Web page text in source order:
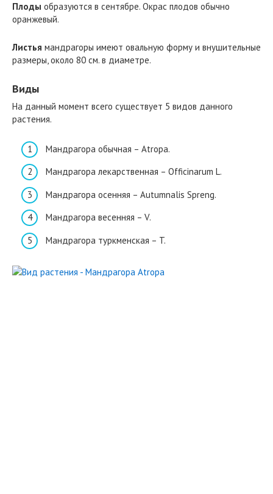
Плоды образуются в сентябре. Окрас плодов обычно
оранжевый.
Листья мандрагоры имеют овальную форму и внушительные
размеры, около 80 см. в диаметре.
Виды
На данный момент всего существует 5 видов данного
растения.
Мандрагора обычная – Atropa.
Мандрагора лекарственная – Оfficinarum L.
Мандрагора осенняя – Аutumnalis Spreng.
Мандрагора весенняя – V.
Мандрагора туркменская – T.